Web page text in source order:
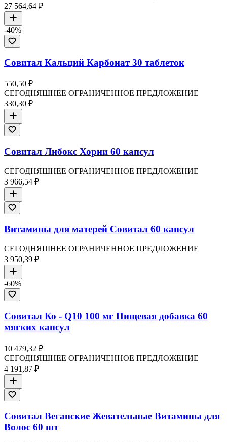
27 564,64 ₽
-40%
Совитал Кальций Карбонат 30 таблеток
550,50 ₽
СЕГОДНЯШНЕЕ ОГРАНИЧЕННОЕ ПРЕДЛОЖЕНИЕ
330,30 ₽
Совитал Либокс Хорни 60 капсул
СЕГОДНЯШНЕЕ ОГРАНИЧЕННОЕ ПРЕДЛОЖЕНИЕ
3 966,54 ₽
Витамины для матерей Совитал 60 капсул
СЕГОДНЯШНЕЕ ОГРАНИЧЕННОЕ ПРЕДЛОЖЕНИЕ
3 950,39 ₽
-60%
Совитал Ко - Q10 100 мг Пищевая добавка 60
мягких капсул
10 479,32 ₽
СЕГОДНЯШНЕЕ ОГРАНИЧЕННОЕ ПРЕДЛОЖЕНИЕ
4 191,87 ₽
Совитал Веганские Жевательные Витамины для
Волос 60 шт